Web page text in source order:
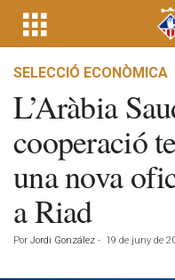
SELECCIÓ ECONÒMICA
L’Aràbia
cooperació
una nova
a Riad
Por Jordi González - 19 de juny de